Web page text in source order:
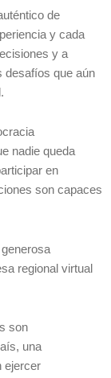
de
y cada
y a
desafíos que aún
nadie queda
en
son capaces
regional virtual
son
una
ejercer